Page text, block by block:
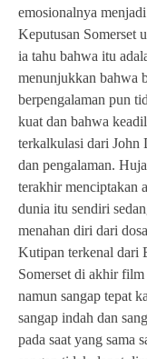
emosionalnya
Keputusan Somerset
ia tahu bahwa itu
menunjukkan bahwa
berpengalaman pun
kuat dan bahwa
terkalkulasi dari John
dan pengalaman.
terakhir menciptakan
dunia itu sendiri
menahan diri dari
Kutipan terkenal dari
Somerset di akhir
namun sangap tepat
sangap indah dan
pada saat yang sama